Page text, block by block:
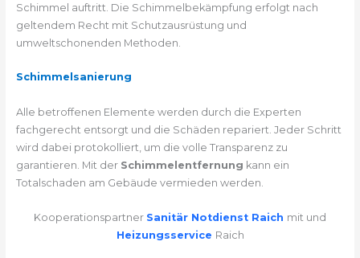
Schimmel auftritt. Die Schimmelbekämpfung erfolgt nach
geltendem Recht mit Schutzausrüstung und
umweltschonenden Methoden.
Schimmelsanierung
Alle betroffenen Elemente werden durch die Experten
fachgerecht entsorgt und die Schäden repariert. Jeder Schritt
wird dabei protokolliert, um die volle Transparenz zu
garantieren. Mit der Schimmelentfernung kann ein
Totalschaden am Gebäude vermieden werden.
Kooperationspartner Sanitär Notdienst Raich mit und
Heizungsservice Raich